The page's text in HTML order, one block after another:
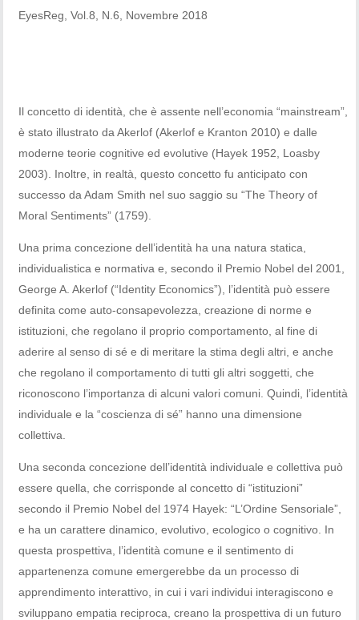
EyesReg, Vol.8, N.6, Novembre 2018
Il concetto di identità, che è assente nell’economia “mainstream”,
è stato illustrato da Akerlof (Akerlof e Kranton 2010) e dalle
moderne teorie cognitive ed evolutive (Hayek 1952, Loasby
2003). Inoltre, in realtà, questo concetto fu anticipato con
successo da Adam Smith nel suo saggio su “The Theory of
Moral Sentiments” (1759).
Una prima concezione dell’identità ha una natura statica,
individualistica e normativa e, secondo il Premio Nobel del 2001,
George A. Akerlof (“Identity Economics”), l’identità può essere
definita come auto-consapevolezza, creazione di norme e
istituzioni, che regolano il proprio comportamento, al fine di
aderire al senso di sé e di meritare la stima degli altri, e anche
che regolano il comportamento di tutti gli altri soggetti, che
riconoscono l’importanza di alcuni valori comuni. Quindi, l’identità
individuale e la “coscienza di sé” hanno una dimensione
collettiva.
Una seconda concezione dell’identità individuale e collettiva può
essere quella, che corrisponde al concetto di “istituzioni”
secondo il Premio Nobel del 1974 Hayek: “L’Ordine Sensoriale”,
e ha un carattere dinamico, evolutivo, ecologico o cognitivo. In
questa prospettiva, l’identità comune e il sentimento di
appartenenza comune emergerebbe da un processo di
apprendimento interattivo, in cui i vari individui interagiscono e
sviluppano empatia reciproca, creano la prospettiva di un futuro